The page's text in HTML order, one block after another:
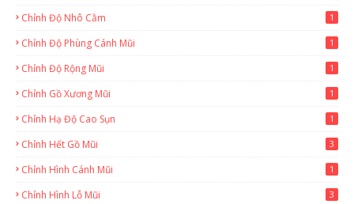
Chỉnh Độ Nhô Cằm 1
Chỉnh Độ Phùng Cánh Mũi 1
Chỉnh Độ Rộng Mũi 1
Chỉnh Gồ Xương Mũi 1
Chỉnh Hạ Độ Cao Sụn 1
Chỉnh Hết Gồ Mũi 3
Chỉnh Hình Cánh Mũi 1
Chỉnh Hình Lỗ Mũi 3